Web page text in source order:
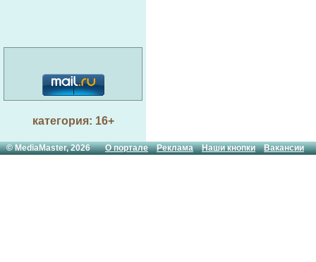
категория: 16+
© MediaMaster, 2026О портале Реклама Наши кнопки Вакансии